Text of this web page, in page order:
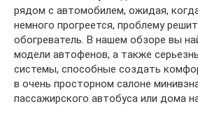
рядом с автомобилем, ожидая,
немного прогреется, проблему
обогреватель. В нашем обзоре вы
модели автофенов, а также
системы, способные создать
в очень просторном салоне
пассажирского автобуса или дома